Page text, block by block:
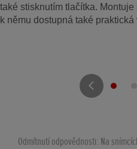
také stisknutím tlačítka.
k němu dostupná také praktická
Odmítnutí odpovědnosti: Na